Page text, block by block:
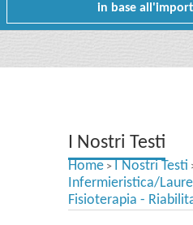
in base
Testi scolastici
Carta Cultura e Carta del Merito -
I Nostri Testi
Home > I Nostri Testi
Infermieristica/
Fisioterapia -